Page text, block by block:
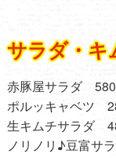
サラダ・キ
赤豚屋サラダ
ポルッキャベツ
生キムチサラダ
ノリノリ♪豆富サ